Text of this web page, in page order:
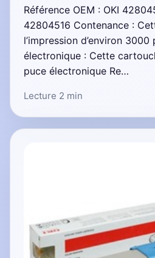
Référence OEM : OKI
42804516 Contenance :
l’impression d’environ 3000
électronique : Cette
puce électronique Re…
Lecture 2 min